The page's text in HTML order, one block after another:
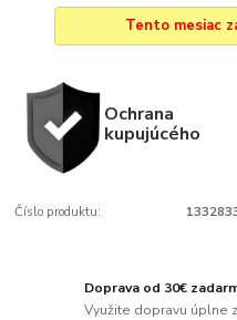
Tento mesiac
Ochrana
kupujúcého
Číslo produktu:
Doprava od 30€
Využite dopravu úplne